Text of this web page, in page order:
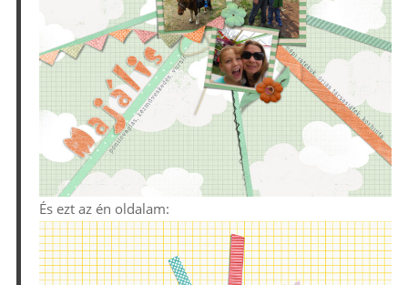
És ezt az én oldalam: